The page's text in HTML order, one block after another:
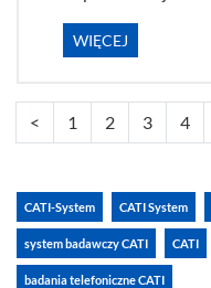
WIĘCEJ
< 1 2 3 4
CATI-System CATI System
system badawczy CATI CATI
badania telefoniczne CATI